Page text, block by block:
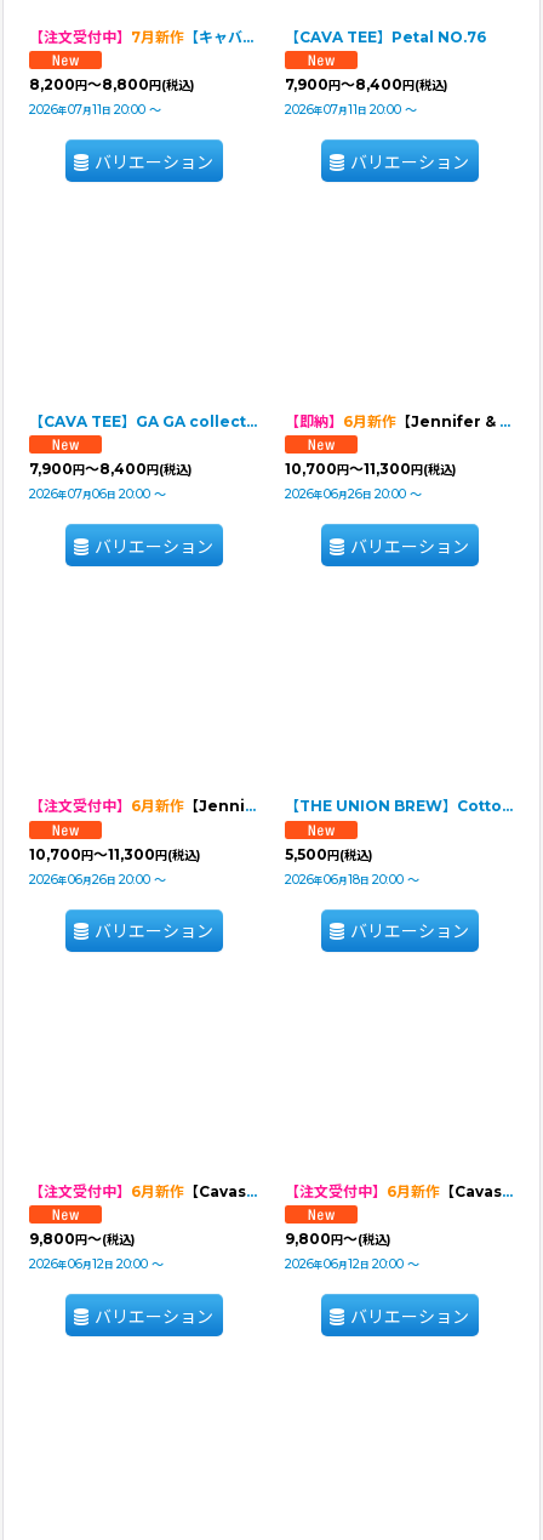
【注文受付中】 7月新作 【キャバスーツ ワンピ】Petal NO.76
8,200 円～8,800 円 (税込)
2026年07月11 日 20:00 ～
バリエーション
【CAVA TEE】Petal NO.76
7,900 円～8,400 円 (税込)
2026年07月11 日 20:00 ～
バリエーション
【CAVA TEE】GA GA collection（ガーガーコレクション）
7,900 円～8,400 円 (税込)
2026年07月06日 20:00 ～
バリエーション
【即納】 6月新作 【Jennifer & Colour】BALLOON ROMPERS（バルーンロンパース）Many Hearts
10,700 円～11,300 円 (税込)
2026年06月26日 20:00 ～
バリエーション
【注文受付中】 6月新作 【Jennifer & Colour】BALLOON ROMPERS（バルーンロンパース）MINT：Chalk Stripe
10,700円～11,300円(税込)
2026年06月26日 20:00 ～
バリエーション
【THE UNION BREW】Cotton Tank
5,500円(税込)
2026年06月18日 20:00 ～
バリエーション
【注文受付中】 6月新作 【Cavasuits RAIN】 英国のカエル
9,800 円～(税込)
2026年06月12日 20:00 ～
バリエーション
【注文受付中】 6月新作 【Cavasuits RAIN】
9,800 円～(税込)
2026年06月12日 20:00 ～
バリエーション